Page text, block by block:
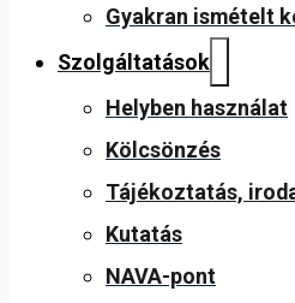
Gyakran ismételt
Szolgáltatások
Helyben használat
Kölcsönzés
Tájékoztatás,
Kutatás
NAVA-pont